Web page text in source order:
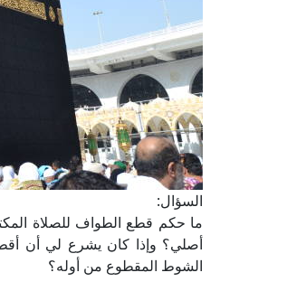
السؤال:
ما حكم قطع الطواف للصلاة
أصلي؟ وإذا كان يشرع لي أن
الشوط المقطوع من أوله؟